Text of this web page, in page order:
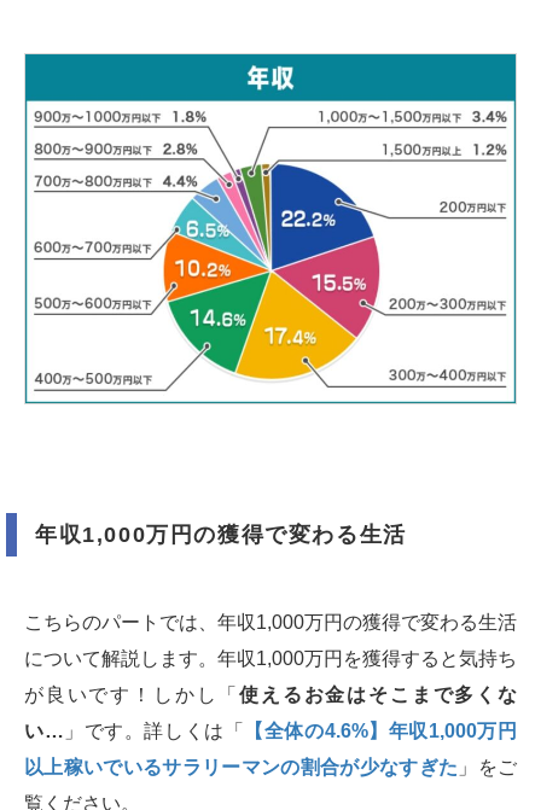
年収1,000万円の獲得で変わる生活
こちらのパートでは、年収1,000万円の獲得で変わる生活
について解説します。年収1,000万円を獲得すると気持ち
が良いです！しかし「使えるお金はそこまで多くな
い… 」です。詳しくは「
【全体の4.6%】年収1,000万円
以上稼いでいるサラリーマンの割合が少なすぎた 」をご
覧ください。